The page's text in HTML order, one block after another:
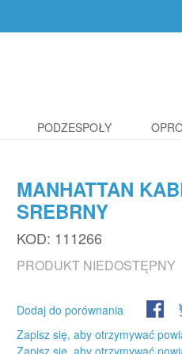
PODZESPOŁY
MANHATTAN
SREBRNY
KOD: 111266
PRODUKT NIEDOSTĘPNY
Dodaj do porównania
Zapisz się, aby otrzymywać
Zapisz się, aby otrzymywać